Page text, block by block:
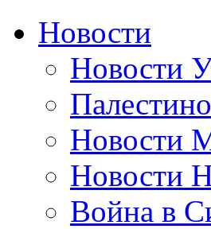
Новости
Новости
Новости
Новости
Война в